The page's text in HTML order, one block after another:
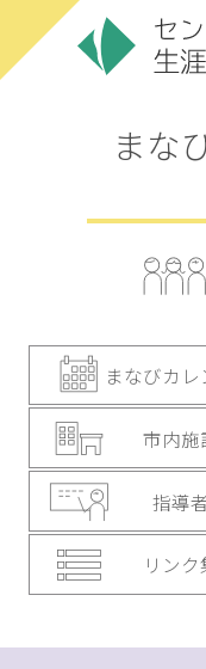
まな
まなびカレ
市内施
指導
リンク